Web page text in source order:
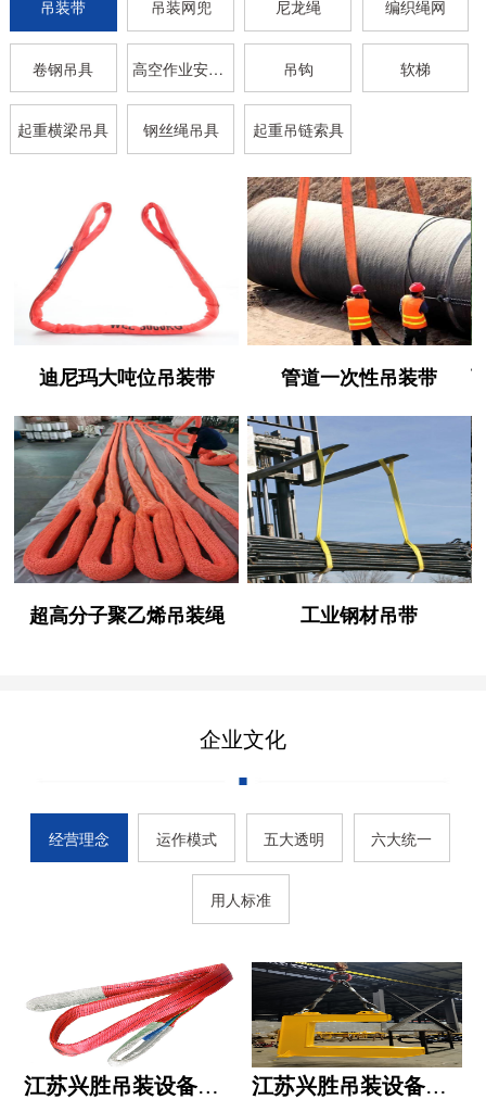
吊装带 吊装网兜 尼龙绳 编织绳网
卷钢吊具 高空作业安全带 吊钩 软梯
起重横梁吊具 钢丝绳吊具 起重吊链索具
迪尼玛大吨位吊装带 管道一次性吊装带
超高分子聚乙烯吊装绳 工业钢材吊带
企业文化
经营理念 运作模式 五大透明 六大统一
用人标准
江苏兴胜吊装设备有限公司的用人标准 江苏兴胜吊装设备有限公司的六大统一